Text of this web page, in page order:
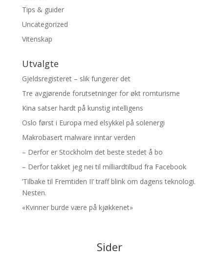
Tips & guider
Uncategorized
Vitenskap
Utvalgte
Gjeldsregisteret – slik fungerer det
Tre avgjørende forutsetninger for økt romturisme
Kina satser hardt på kunstig intelligens
Oslo først i Europa med elsykkel på solenergi
Makrobasert malware inntar verden
– Derfor er Stockholm det beste stedet å bo
– Derfor takket jeg nei til milliardtilbud fra Facebook
’Tilbake til Fremtiden II’ traff blink om dagens teknologi.
Nesten.
«Kvinner burde være på kjøkkenet»
Sider